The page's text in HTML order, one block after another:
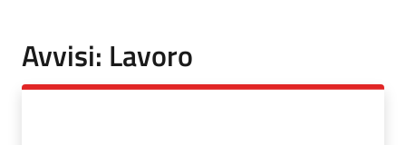
Avvisi: Lavoro